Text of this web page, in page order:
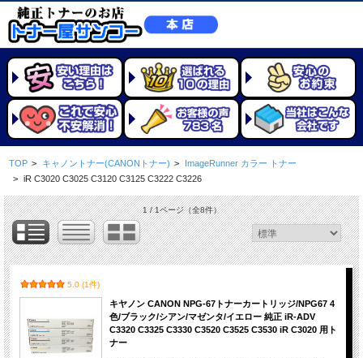
TOP > キャノントナー(CANONトナー) > ImageRunner カラー トナー
> iR C3020 C3025 C3120 C3125 C3222 C3226
1 / 1ページ（全8件）
5.0 (1件)
キヤノン CANON NPG-67トナーカートリッジ/NPG67 4
色/ブラック/シアン/マゼンタ/イエロー 純正 iR-ADV
C3320 C3325 C3330 C3520 C3525 C3530 iR C3020 用ト
ナー